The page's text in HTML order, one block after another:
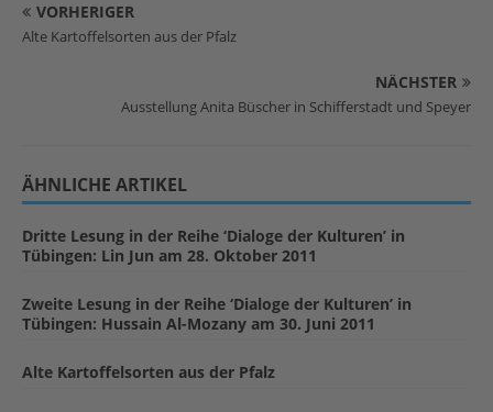
VORHERIGER
Alte Kartoffelsorten aus der Pfalz
NÄCHSTER
Ausstellung Anita Büscher in Schifferstadt und Speyer
ÄHNLICHE ARTIKEL
Dritte Lesung in der Reihe ‘Dialoge der Kulturen’ in
Tübingen: Lin Jun am 28. Oktober 2011
Zweite Lesung in der Reihe ‘Dialoge der Kulturen’ in
Tübingen: Hussain Al-Mozany am 30. Juni 2011
Alte Kartoffelsorten aus der Pfalz